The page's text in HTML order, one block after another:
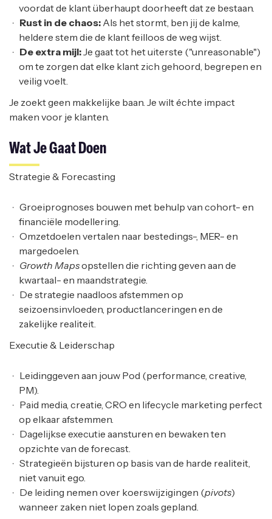
voordat de klant überhaupt doorheeft dat ze bestaan.
Rust in de chaos: Als het stormt, ben jij de kalme,
heldere stem die de klant feilloos de weg wijst.
De extra mijl:Je gaat tot het uiterste ("unreasonable")
om te zorgen dat elke klant zich gehoord, begrepen en
veilig voelt.
Je zoekt geen makkelijke baan. Je wilt échte impact
maken voor je klanten.
Wat Je Gaat Doen
Strategie & Forecasting
Groeiprognoses bouwen met behulp van cohort- en
financiële modellering.
Omzetdoelen vertalen naar bestedings-, MER- en
margedoelen.
Growth Mapsopstellen die richting geven aan de
kwartaal- en maandstrategie.
De strategie naadloos afstemmen op
seizoensinvloeden, productlanceringen en de
zakelijke realiteit.
Executie & Leiderschap
Leidinggeven aan jouw Pod (performance, creative,
PM).
Paid media, creatie, CRO en lifecycle marketing perfect
op elkaar afstemmen.
Dagelijkse executie aansturen en bewaken ten
opzichte van de forecast.
Strategieën bijsturen op basis van de harde realiteit,
niet vanuit ego.
De leiding nemen over koerswijzigingen (pivots)
wanneer zaken niet lopen zoals gepland.